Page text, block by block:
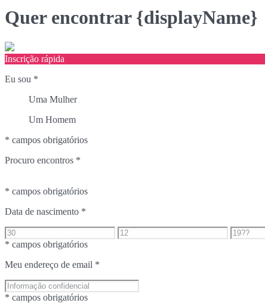
Quer encontrar {displayName}
Inscrição rápida
Eu sou *
Uma Mulher
Um Homem
* campos obrigatórios
Procuro encontros *
* campos obrigatórios
Data de nascimento *
* campos obrigatórios
Meu endereço de email *
* campos obrigatórios